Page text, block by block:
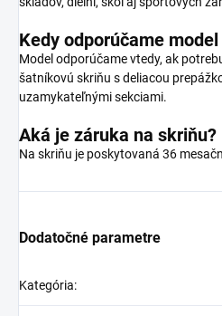
Kedy odporúčame model
Model odporúčame vtedy, ak
šatníkovú skriňu s deliacou
uzamykateľnými sekciami.
Aká je záruka na skriňu?
Na skriňu je poskytovaná 36
Dodatočné parametre
Kategória: